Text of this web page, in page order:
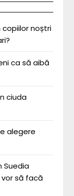
noștri
ca să aibă
ciuda
alegere
Suedia
să facă